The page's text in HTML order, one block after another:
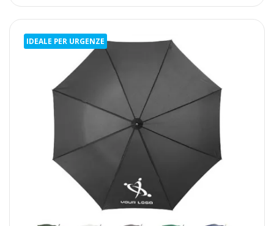
IDEALE PER URGENZE